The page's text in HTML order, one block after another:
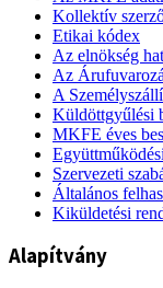
Kollektív
Etikai kódex
Az elnökség
Az
A
Küldöttgyűlési
MKFE éves
Szervezeti
Általános
Kiküldetési
Alapítvány